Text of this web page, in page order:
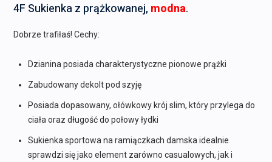
wynosiła:
79,99 zł.
wynosi:
59,99 zł.
4F Sukienka z prążkowanej, modna.
Dobrze trafiłaś! Cechy:
Dzianina posiada charakterystyczne pionowe prążki
Zabudowany dekolt pod szyję
Posiada dopasowany, ołówkowy krój slim, który przylega do
ciała oraz długość do połowy łydki
Sukienka sportowa na ramiączkach damska idealnie
sprawdzi się jako element zarówno casualowych, jak i